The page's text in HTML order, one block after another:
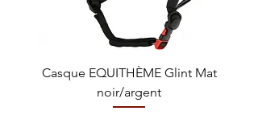
Casque EQUITHÈME Glint Mat
noir/argent